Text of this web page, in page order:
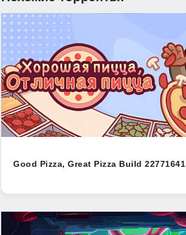
Good Pizza, Great Pizza Build 22771641